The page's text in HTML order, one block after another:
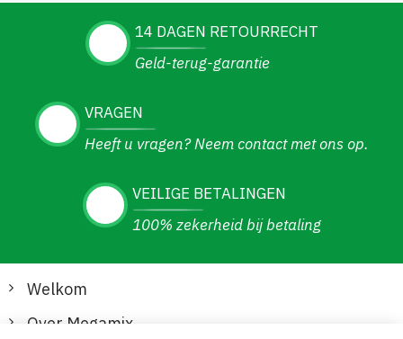
14 DAGEN RETOURRECHT
Geld-terug-garantie
VRAGEN
Heeft u vragen? Neem contact met ons op.
VEILIGE BETALINGEN
100% zekerheid bij betaling
Welkom
Over Megamix